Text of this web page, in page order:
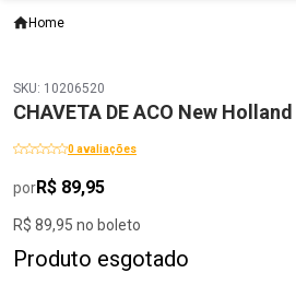
Home
SKU: 10206520
CHAVETA DE ACO New
0 avaliações
porR$ 89,95
R$ 89,95 no boleto
Produto esgotado